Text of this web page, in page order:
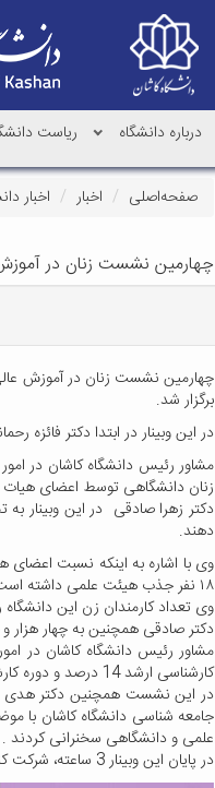
درباره دانشگاه ریاست
صفحه‌اصلی اخبار اخبار
چهارمین نشست زنان در آموزش
چهارمین نشست زنان در آموزش
برگزار شد.
در این وبینار در ابتدا دکتر فائزه
مشاور رئیس دانشگاه کاشان در
زنان دانشگاهی توسط اعضای هیات
دهند.
۱۸ نفر جذب هیئت علمی داشته است که از این تعداد ۷ نفر آنها یعنی ۴۰ درصد زن می باشد که رشد قابل توجهی را نشان میدهد.
وی تعداد کارمندان زن این دانشگاه را 101 کارمند عنوان کرد و افزود: سهم زنان در پست های مدیریتی دانشگاه باید
دکتر صادقی همچنین به چهار هزار و 784 دانشجوی دختر در این دانشگاه اشاره کرد و گفت: بیش از 55 درصد از دانشجویان این دانشگاه را دانشجویان دختر تشکیل می دهند.
کارشناسی ارشد 14 درصد و دوره کارشناسی نیز 8 درصد در این مدت رشد داشته است.
در این نشست همچنین دکتر هدی
جامعه شناسی دانشگاه کاشان با
علمی و دانشگاهی سخنرانی کردند .
در پایان این وبینار 3 ساعته، شرکت کنندگان به پرسش و پاسخ پرداختند.